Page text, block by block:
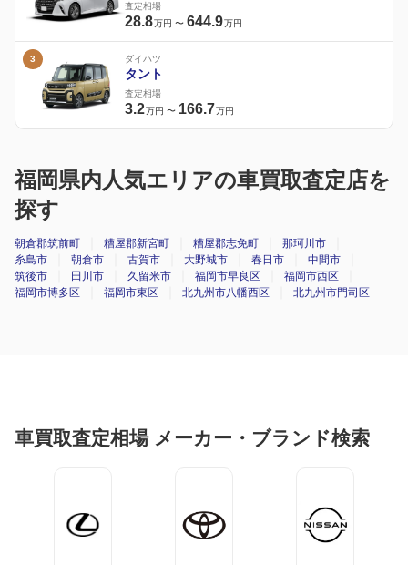
査定相場
28.8万円 〜 644.9万円
3 ダイハツ
タント
査定相場
3.2万円 〜 166.7万円
福岡県内人気エリアの車買取査定店を
探す
朝倉郡筑前町 糟屋郡新宮町 糟屋郡志免町
那珂川市
糸島市
朝倉市 古賀市 大野城市 春日市
中間市
筑後市
田川市 久留米市 福岡市早良区
福岡市西区
福岡市博多区
福岡市東区 北九州市八幡西区 北九州市門司区
車買取査定相場 メーカー・ブランド検索